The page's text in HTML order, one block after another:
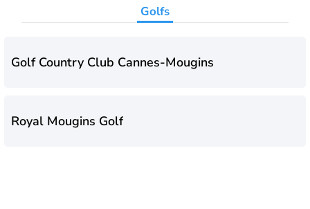
Golfs
Golf Country Club Cannes-Mougins
Royal Mougins Golf